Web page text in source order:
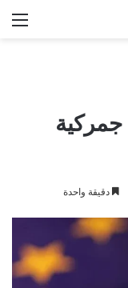
دقيقة واحدة